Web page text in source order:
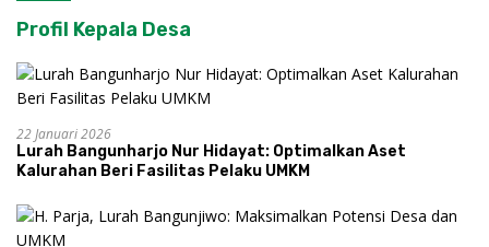
Profil Kepala Desa
22 Januari 2026
Lurah Bangunharjo Nur Hidayat: Optimalkan Aset
Kalurahan Beri Fasilitas Pelaku UMKM